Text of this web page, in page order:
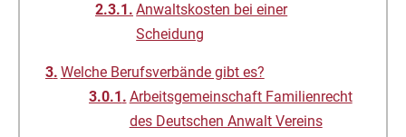
Anwaltskosten bei einer
Scheidung
Welche Berufsverbände gibt es?
Arbeitsgemeinschaft Familienrecht
des Deutschen Anwalt Vereins